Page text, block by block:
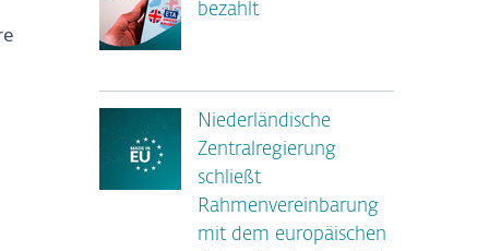
bezahlt
Niederländische
Zentralregierung
schließt
Rahmenvereinbarung
mit dem europäischen